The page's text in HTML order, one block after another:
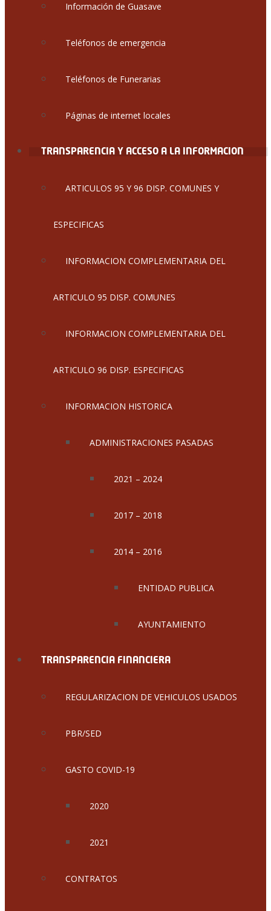
Información de Guasave
Teléfonos de emergencia
Teléfonos de Funerarias
Páginas de internet locales
TRANSPARENCIA Y ACCESO A LA INFORMACION
ARTICULOS 95 Y 96 DISP. COMUNES Y
ESPECIFICAS
INFORMACION COMPLEMENTARIA DEL
ARTICULO 95 DISP. COMUNES
INFORMACION COMPLEMENTARIA DEL
ARTICULO 96 DISP. ESPECIFICAS
INFORMACION HISTORICA
ADMINISTRACIONES PASADAS
2021 – 2024
2017 – 2018
2014 – 2016
ENTIDAD PUBLICA
AYUNTAMIENTO
TRANSPARENCIA FINANCIERA
REGULARIZACION DE VEHICULOS USADOS
PBR/SED
GASTO COVID-19
2020
2021
CONTRATOS